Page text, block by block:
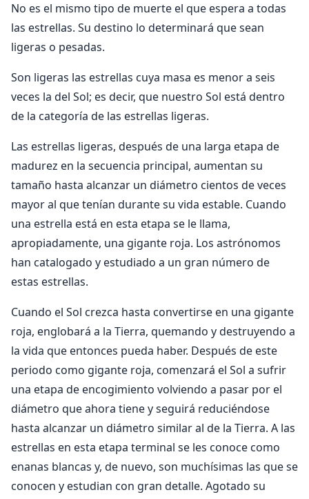
No es el mismo tipo de muerte el que espera a todas
las estrellas. Su destino lo determinará que sean
ligeras o pesadas.
Son ligeras las estrellas cuya masa es menor a seis
veces la del Sol; es decir, que nuestro Sol está dentro
de la categoría de las estrellas ligeras.
Las estrellas ligeras, después de una larga etapa de
madurez en la secuencia principal, aumentan su
tamaño hasta alcanzar un diámetro cientos de veces
mayor al que tenían durante su vida estable. Cuando
una estrella está en esta etapa se le llama,
apropiadamente, una gigante roja. Los astrónomos
han catalogado y estudiado a un gran número de
estas estrellas.
Cuando el Sol crezca hasta convertirse en una gigante
roja, englobará a la Tierra, quemando y destruyendo a
la vida que entonces pueda haber. Después de este
periodo como gigante roja, comenzará el Sol a sufrir
una etapa de encogimiento volviendo a pasar por el
diámetro que ahora tiene y seguirá reduciéndose
hasta alcanzar un diámetro similar al de la Tierra. A las
estrellas en esta etapa terminal se les conoce como
enanas blancas y, de nuevo, son muchísimas las que se
conocen y estudian con gran detalle. Agotado su